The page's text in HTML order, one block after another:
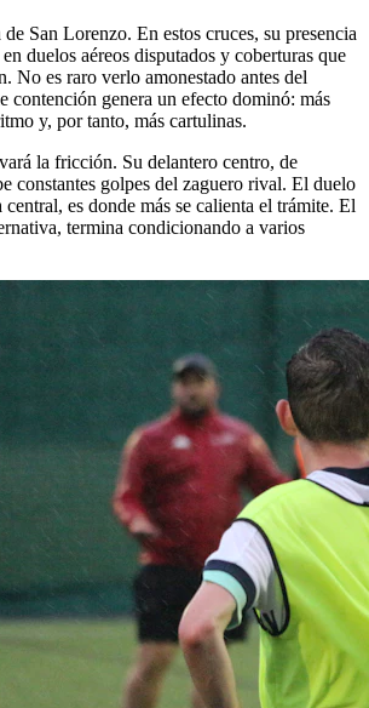
San Lorenzo. En estos cruces, su presencia
duelos aéreos disputados y coberturas que
No es raro verlo amonestado antes del
contención genera un efecto dominó: más
y, por tanto, más cartulinas.
la fricción. Su delantero centro, de
constantes golpes del zaguero rival. El duelo
es donde más se calienta el trámite. El
termina condicionando a varios